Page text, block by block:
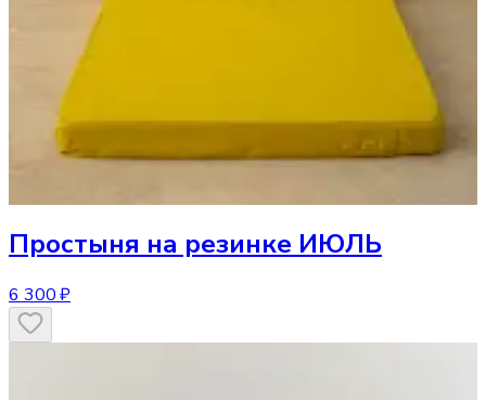
Простыня на резинке ИЮЛЬ
6 300 ₽